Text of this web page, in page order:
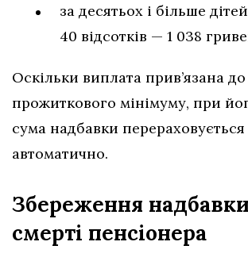
за десятьох і більше
40 відсотків — 1 038
Оскільки виплата прив’язана до
прожиткового мінімуму, при
сума надбавки перераховується
автоматично.
Збереження
смерті пенсіонера